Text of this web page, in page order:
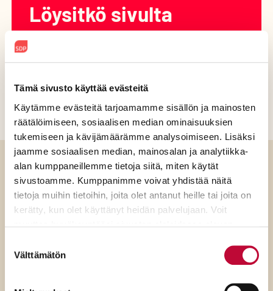
Tämä sivusto käyttää evästeitä
Käytämme evästeitä tarjoamamme sisällön ja mainosten
räätälöimiseen, sosiaalisen median ominaisuuksien
tukemiseen ja kävijämäärämme analysoimiseen. Lisäksi
jaamme sosiaalisen median, mainosalan ja analytiikka-
alan kumppaneillemme tietoja siitä, miten käytät
sivustoamme. Kumppanimme voivat yhdistää näitä
tietoja muihin tietoihin, joita olet antanut heille tai joita on
kerätty, kun olet käyttänyt heidän palvelujaan. Voit
valinta
Välttämätön
Löysitkö sivulta
etsimäsi?
Löysitkö
sivulta
etsimäsi?
(Pakollinen)
Kyllä Ei
Takaisin ylös